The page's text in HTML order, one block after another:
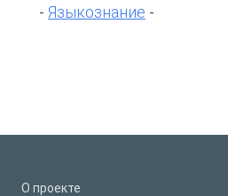
- Языкознание -
О проекте